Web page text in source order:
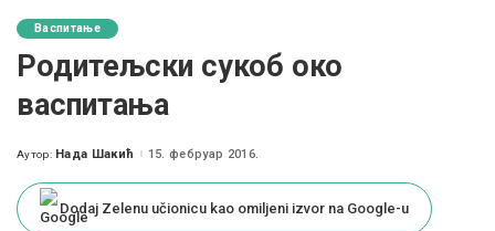
Васпитање
Родитељски сукоб око
васпитања
Posted
Аутор: Нада Шакић 15. фебруар 2016.
Dodaj Zelenu učionicu kao omiljeni izvor na Google-u